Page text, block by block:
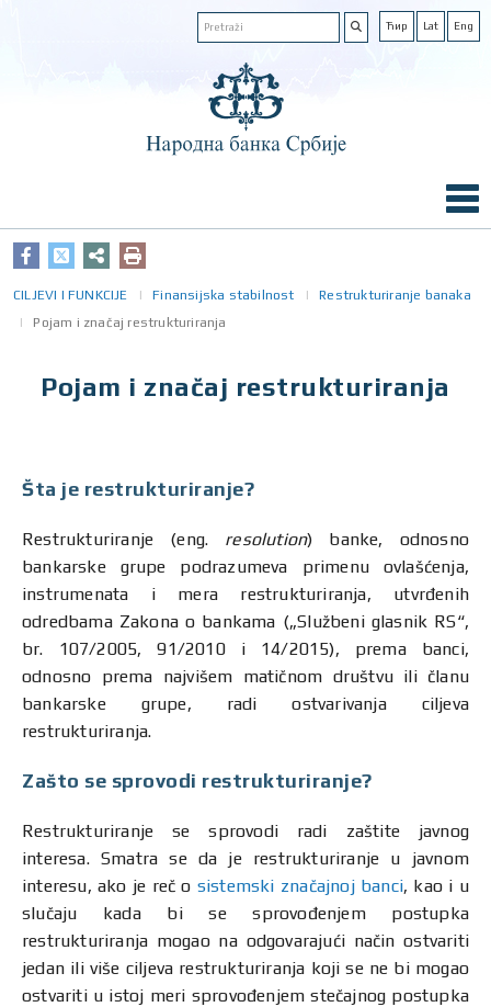
Ћир Lat Eng
CILJEVI I FUNKCIJE Finansijska stabilnost
Restrukturiranje banaka
Pojam i značaj restrukturiranja
Pojam i značaj restrukturiranja
Šta je restrukturiranje?
Restrukturiranje (eng. resolution) banke, odnosno
bankarske grupe podrazumeva primenu ovlašćenja,
instrumenata i mera restrukturiranja, utvrđenih
odredbama Zakona o bankama („Službeni glasnik RS“,
br. 107/2005, 91/2010 i 14/2015), prema banci,
odnosno prema najvišem matičnom društvu ili članu
bankarske grupe, radi ostvarivanja ciljeva
restrukturiranja.
Zašto se sprovodi restrukturiranje?
Restrukturiranje se sprovodi radi zaštite javnog
interesa. Smatra se da je restrukturiranje u javnom
interesu, ako je reč o sistemski značajnoj banci, kao i u
slučaju kada bi se sprovođenjem postupka
restrukturiranja mogao na odgovarajući način ostvariti
jedan ili više ciljeva restrukturiranja koji se ne bi mogao
ostvariti u istoj meri sprovođenjem stečajnog postupka